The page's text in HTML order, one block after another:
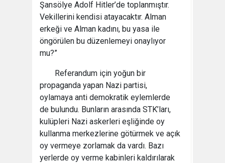
Şansölye Adolf Hitler’de toplanmıştır.
Vekillerini kendisi atayacaktır. Alman
erkeği ve Alman kadını, bu yasa ile
öngörülen bu düzenlemeyi onaylıyor
mu?”
Referandum için yoğun bir
propaganda yapan Nazi partisi,
oylamaya anti demokratik eylemlerde
de bulundu. Bunların arasında STK’ları,
kulüpleri Nazi askerleri eşliğinde oy
kullanma merkezlerine götürmek ve açık
oy vermeye zorlamak da vardı. Bazı
yerlerde oy verme kabinleri kaldırılarak